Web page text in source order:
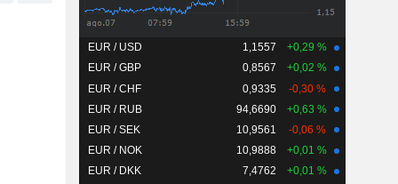
EUR / USD 1,1557
+0,29 %
EUR / GBP
0,8567
+0,02 %
EUR / CHF
0,9335
-0,30 %
EUR / RUB
94,6690
+0,63 %
EUR / SEK
10,9561
-0,06 %
EUR / NOK
10,9888
+0,01 %
EUR / DKK
7,4762
+0,01 %